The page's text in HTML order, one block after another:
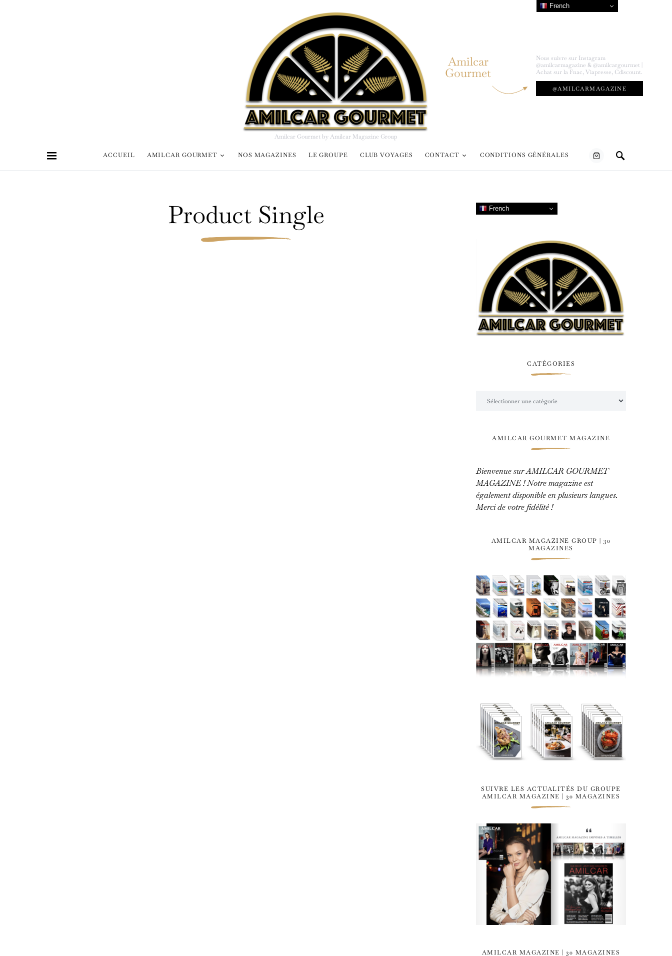
Amilcar Gourmet by Amilcar Magazine Group
Amilcar
Gourmet
Nous suivre sur Instagram
@amilcarmagazine & @amilcargourmet |
Achat sur la Fnac, Viapresse, Cdiscount.
@AMILCARMAGAZINE
ACCUEIL AMILCAR GOURMET NOS MAGAZINES LE GROUPE CLUB VOYAGES CONTACT CONDITIONS GÉNÉRALES
Product Single French
CATÉGORIES
AMILCAR GOURMET MAGAZINE
Bienvenue sur AMILCAR GOURMET
MAGAZINE ! Notre magazine est
également disponible en plusieurs langues.
Merci de votre fidélité !
AMILCAR MAGAZINE GROUP | 30
MAGAZINES
SUIVRE LES ACTUALITÉS DU GROUPE
AMILCAR MAGAZINE | 30 MAGAZINES
AMILCAR MAGAZINE | 30 MAGAZINES
French